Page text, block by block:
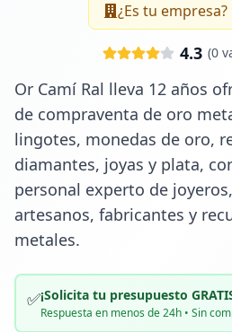
¿Es tu empresa?
4.3 (0
Or Camí Ral lleva 12 años
de compraventa de oro
lingotes, monedas de oro,
diamantes, joyas y plata,
personal experto de
artesanos, fabricantes y
metales.
✅¡Solicita tu presupuesto
Respuesta en menos de 24h • Sin